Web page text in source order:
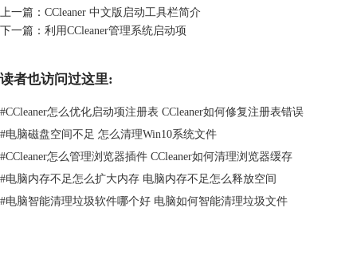
图2：分析选项设置
在类别区域中，可以对需要分析的文件类型进行选择；在驱动器列表区域
分析
在分析状态下，不需要人为干预和进行其他操作。
上一篇： CCleaner 中文版启动工具栏简介
下一篇： 利用CCleaner管理系统启动项
读者也访问过这里:
#CCleaner怎么优化启动项注册表 CCleaner如何修复注册表错误
#电脑磁盘空间不足 怎么清理Win10系统文件
#CCleaner怎么管理浏览器插件 CCleaner如何清理浏览器缓存
#电脑内存不足怎么扩大内存 电脑内存不足怎么释放空间
#电脑智能清理垃圾软件哪个好 电脑如何智能清理垃圾文件